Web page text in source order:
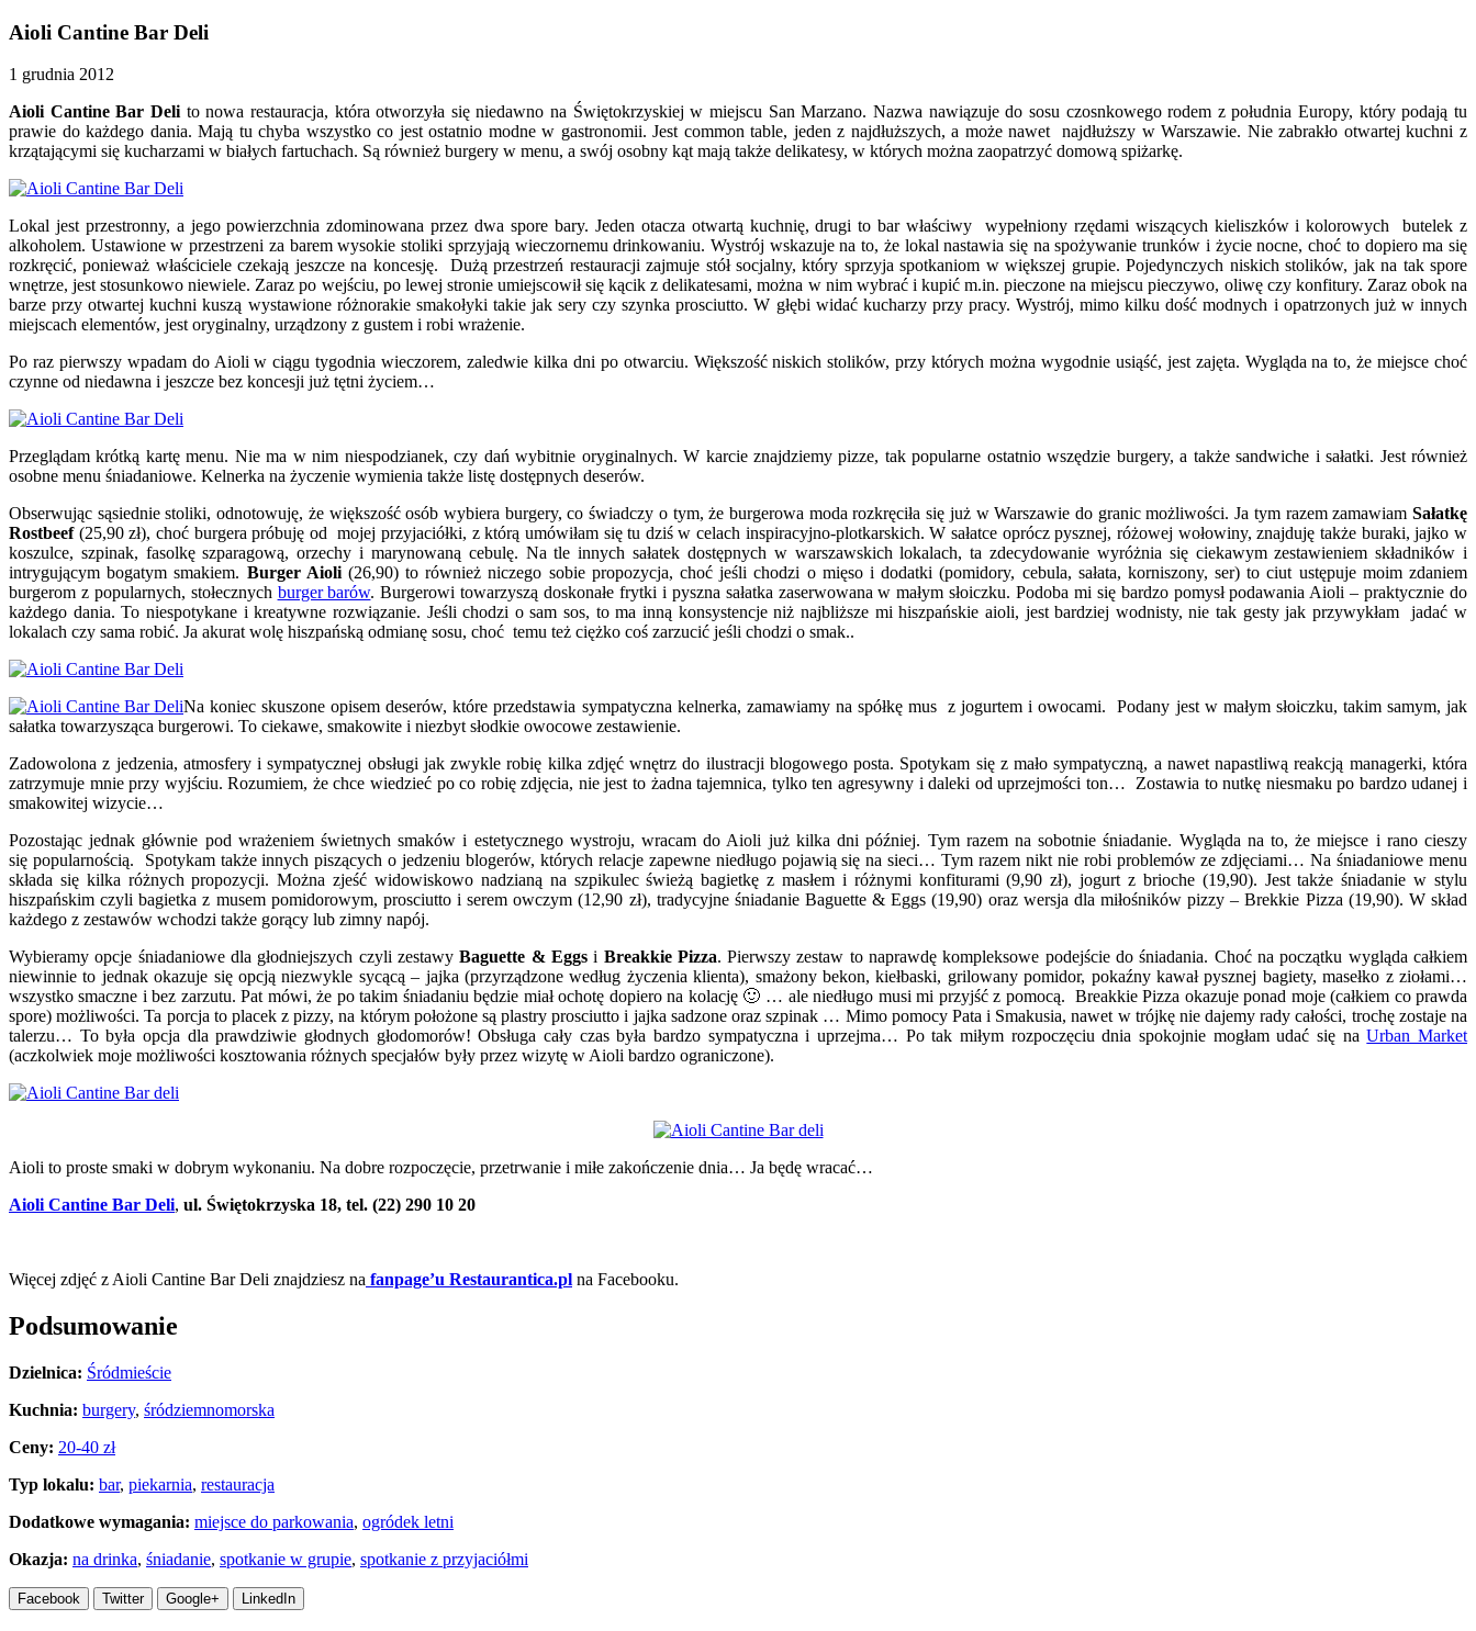
Aioli Cantine Bar Deli
1 grudnia 2012
Aioli Cantine Bar Deli to nowa restauracja, która otworzyła się niedawno na Świętokrzyskiej w miejscu San Marzano. Nazwa nawiązuje do sosu czosnkowego rodem z południa Europy, który podają tu
prawie do każdego dania. Mają tu chyba wszystko co jest ostatnio modne w gastronomii. Jest common table, jeden z najdłuższych, a może nawet najdłuższy w Warszawie. Nie zabrakło otwartej kuchni z
krzątającymi się kucharzami w białych fartuchach. Są również burgery w menu, a swój osobny kąt mają także delikatesy, w których można zaopatrzyć domową spiżarkę.
Lokal jest przestronny, a jego powierzchnia zdominowana przez dwa spore bary. Jeden otacza otwartą kuchnię, drugi to bar właściwy wypełniony rzędami wiszących kieliszków i kolorowych butelek z
alkoholem. Ustawione w przestrzeni za barem wysokie stoliki sprzyjają wieczornemu drinkowaniu. Wystrój wskazuje na to, że lokal nastawia się na spożywanie trunków i życie nocne, choć to dopiero ma się
rozkręcić, ponieważ właściciele czekają jeszcze na koncesję. Dużą przestrzeń restauracji zajmuje stół socjalny, który sprzyja spotkaniom w większej grupie. Pojedynczych niskich stolików, jak na tak spore
wnętrze, jest stosunkowo niewiele. Zaraz po wejściu, po lewej stronie umiejscowił się kącik z delikatesami, można w nim wybrać i kupić m.in. pieczone na miejscu pieczywo, oliwę czy konfitury. Zaraz obok na
barze przy otwartej kuchni kuszą wystawione różnorakie smakołyki takie jak sery czy szynka prosciutto. W głębi widać kucharzy przy pracy. Wystrój, mimo kilku dość modnych i opatrzonych już w innych
miejscach elementów, jest oryginalny, urządzony z gustem i robi wrażenie.
Po raz pierwszy wpadam do Aioli w ciągu tygodnia wieczorem, zaledwie kilka dni po otwarciu. Większość niskich stolików, przy których można wygodnie usiąść, jest zajęta. Wygląda na to, że miejsce choć
czynne od niedawna i jeszcze bez koncesji już tętni życiem…
Przeglądam krótką kartę menu. Nie ma w nim niespodzianek, czy dań wybitnie oryginalnych. W karcie znajdziemy pizze, tak popularne ostatnio wszędzie burgery, a także sandwiche i sałatki. Jest również
osobne menu śniadaniowe. Kelnerka na życzenie wymienia także listę dostępnych deserów.
Obserwując sąsiednie stoliki, odnotowuję, że większość osób wybiera burgery, co świadczy o tym, że burgerowa moda rozkręciła się już w Warszawie do granic możliwości. Ja tym razem zamawiam Sałatkę
Rostbeef(25,90 zł), choć burgera próbuję od mojej przyjaciółki, z którą umówiłam się tu dziś w celach inspiracyjno-plotkarskich. W sałatce oprócz pysznej, różowej wołowiny, znajduję także buraki, jajko w
koszulce, szpinak, fasolkę szparagową, orzechy i marynowaną cebulę. Na tle innych sałatek dostępnych w warszawskich lokalach, ta zdecydowanie wyróżnia się ciekawym zestawieniem składników i
intrygującym bogatym smakiem. Burger Aioli(26,90) to również niczego sobie propozycja, choć jeśli chodzi o mięso i dodatki (pomidory, cebula, sałata, korniszony, ser) to ciut ustępuje moim zdaniem
burgerom z popularnych, stołecznych burger barów. Burgerowi towarzyszą doskonałe frytki i pyszna sałatka zaserwowana w małym słoiczku. Podoba mi się bardzo pomysł podawania Aioli – praktycznie do
każdego dania. To niespotykane i kreatywne rozwiązanie. Jeśli chodzi o sam sos, to ma inną konsystencje niż najbliższe mi hiszpańskie aioli, jest bardziej wodnisty, nie tak gesty jak przywykłam jadać w
lokalach czy sama robić. Ja akurat wolę hiszpańską odmianę sosu, choć temu też ciężko coś zarzucić jeśli chodzi o smak..
Na koniec skuszone opisem deserów, które przedstawia sympatyczna kelnerka, zamawiamy na spółkę mus z jogurtem i owocami. Podany jest w małym słoiczku, takim samym, jak
sałatka towarzysząca burgerowi. To ciekawe, smakowite i niezbyt słodkie owocowe zestawienie.
Zadowolona z jedzenia, atmosfery i sympatycznej obsługi jak zwykle robię kilka zdjęć wnętrz do ilustracji blogowego posta. Spotykam się z mało sympatyczną, a nawet napastliwą reakcją managerki, która
zatrzymuje mnie przy wyjściu. Rozumiem, że chce wiedzieć po co robię zdjęcia, nie jest to żadna tajemnica, tylko ten agresywny i daleki od uprzejmości ton… Zostawia to nutkę niesmaku po bardzo udanej i
smakowitej wizycie…
Pozostając jednak głównie pod wrażeniem świetnych smaków i estetycznego wystroju, wracam do Aioli już kilka dni później. Tym razem na sobotnie śniadanie. Wygląda na to, że miejsce i rano cieszy
się popularnością. Spotykam także innych piszących o jedzeniu blogerów, których relacje zapewne niedługo pojawią się na sieci… Tym razem nikt nie robi problemów ze zdjęciami… Na śniadaniowe menu
składa się kilka różnych propozycji. Można zjeść widowiskowo nadzianą na szpikulec świeżą bagietkę z masłem i różnymi konfiturami (9,90 zł), jogurt z brioche (19,90). Jest także śniadanie w stylu
hiszpańskim czyli bagietka z musem pomidorowym, prosciutto i serem owczym (12,90 zł), tradycyjne śniadanie Baguette & Eggs (19,90) oraz wersja dla miłośników pizzy – Brekkie Pizza (19,90). W skład
każdego z zestawów wchodzi także gorący lub zimny napój.
Wybieramy opcje śniadaniowe dla głodniejszych czyli zestawyBaguette & Eggsi Breakkie Pizza. Pierwszy zestaw to naprawdę kompleksowe podejście do śniadania. Choć na początku wygląda całkiem
niewinnie to jednak okazuje się opcją niezwykle sycącą – jajka (przyrządzone według życzenia klienta), smażony bekon, kiełbaski, grilowany pomidor, pokaźny kawał pysznej bagiety, masełko z ziołami…
wszystko smaczne i bez zarzutu. Pat mówi, że po takim śniadaniu będzie miał ochotę dopiero na kolację 🙂 … ale niedługo musi mi przyjść z pomocą. Breakkie Pizza okazuje ponad moje (całkiem co prawda
spore) możliwości. Ta porcja to placek z pizzy, na którym położone są plastry prosciutto i jajka sadzone oraz szpinak … Mimo pomocy Pata i Smakusia, nawet w trójkę nie dajemy rady całości, trochę zostaje na
talerzu… To była opcja dla prawdziwie głodnych głodomorów! Obsługa cały czas była bardzo sympatyczna i uprzejma… Po tak miłym rozpoczęciu dnia spokojnie mogłam udać się naUrban Market
(aczkolwiek moje możliwości kosztowania różnych specjałów były przez wizytę w Aioli bardzo ograniczone).
Aioli to proste smaki w dobrym wykonaniu. Na dobre rozpoczęcie, przetrwanie i miłe zakończenie dnia… Ja będę wracać…
Aioli Cantine Bar Deli, ul. Świętokrzyska 18, tel. (22) 290 10 20
Więcej zdjęć z Aioli Cantine Bar Deli znajdziesz na fanpage’u Restaurantica.pl na Facebooku.
Podsumowanie
Dzielnica: Śródmieście
Kuchnia: burgery, śródziemnomorska
Ceny: 20-40 zł
Typ lokalu: bar, piekarnia, restauracja
Dodatkowe wymagania: miejsce do parkowania, ogródek letni
Okazja: na drinka, śniadanie, spotkanie w grupie, spotkanie z przyjaciółmi
Facebook Twitter Google+ LinkedIn